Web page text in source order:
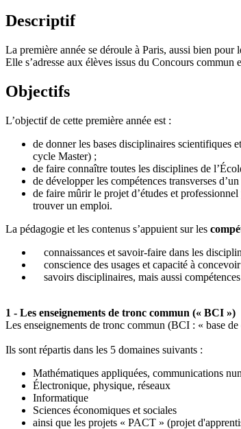
Descriptif
La première année se déroule à Paris, aussi bien pour
Elle s’adresse aux élèves issus du Concours
Objectifs
L’objectif de cette première année est :
de donner les bases disciplinaires scientifiques
cycle Master) ;
de faire connaître toutes les disciplines de
de développer les compétences transverses
de faire mûrir le projet d’études et
trouver un emploi.
La pédagogie et les contenus s’appuient sur les
connaissances et savoir-faire dans les
conscience des usages et capacité à
savoirs disciplinaires, mais aussi
1 - Les enseignements de tronc commun (« BCI »)
Les enseignements de tronc commun (BCI : « base
Ils sont répartis dans les 5 domaines suivants :
Mathématiques appliquées, communications
Électronique, physique, réseaux
Informatique
Sciences économiques et sociales
ainsi que les projets « PACT » (projet